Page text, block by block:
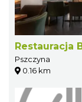
Restauracja
Pszczyna
0.16 km